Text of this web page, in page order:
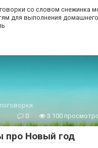
со словом снежинка
для выполнения домашнего
0
3 100
про Новый год